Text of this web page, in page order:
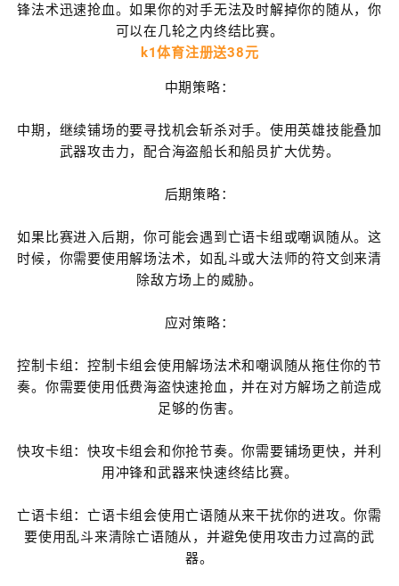
锋法术迅速抢血。如果你的对手无法及时解掉你的随从，你
可以在几轮之内终结比赛。
k1体育注册送38元
中期策略：
中期，继续铺场的要寻找机会斩杀对手。使用英雄技能叠加
武器攻击力，配合海盗船长和船员扩大优势。
后期策略：
如果比赛进入后期，你可能会遇到亡语卡组或嘲讽随从。这
时候，你需要使用解场法术，如乱斗或大法师的符文剑来清
除敌方场上的威胁。
应对策略：
控制卡组：控制卡组会使用解场法术和嘲讽随从拖住你的节
奏。你需要使用低费海盗快速抢血，并在对方解场之前造成
足够的伤害。
快攻卡组：快攻卡组会和你抢节奏。你需要铺场更快，并利
用冲锋和武器来快速终结比赛。
亡语卡组：亡语卡组会使用亡语随从来干扰你的进攻。你需
要使用乱斗来清除亡语随从，并避免使用攻击力过高的武
器。